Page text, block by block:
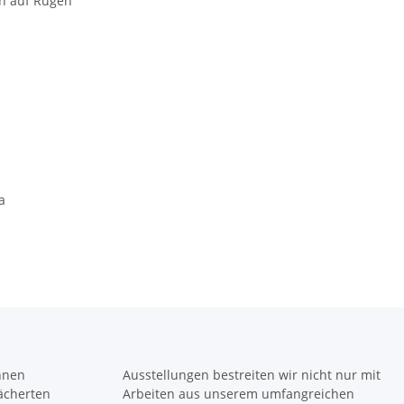
Ausstellungen bestreiten wir nicht nur mit
Arbeiten aus unserem umfangreichen